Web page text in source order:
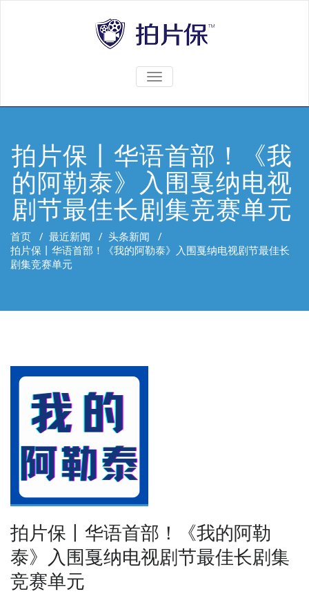
TOGGLE
拍片保丨华语首部！《我
的阿勒泰》入围戛纳电视
剧节最佳长剧集竞赛单元
首页 / 最近新闻 / 头条新闻 /
拍片保丨华语首部！《我的阿勒泰》入围戛纳电视剧节最佳长
剧集竞赛单元
拍片保丨华语首部！《我的阿勒
泰》入围戛纳电视剧节最佳长剧集
竞赛单元